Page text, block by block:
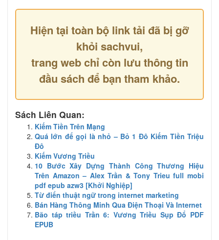
Hiện tại toàn bộ link tải đã bị gỡ
khỏi sachvui,
trang web chỉ còn lưu thông tin
đầu sách để bạn tham khảo.
Sách Liên Quan:
Kiếm Tiền Trên Mạng
Quá lớn để gọi là nhỏ – Bỏ 1 Đô Kiếm Tiền Triệu
Đô
Kiếm Vương Triều
10 Bước Xây Dựng Thành Công Thương Hiệu
Trên Amazon – Alex Trần & Tony Trieu full mobi
pdf epub azw3 [Khởi Nghiệp]
Từ điển thuật ngữ trong internet marketing
Bán Hàng Thông Minh Qua Điện Thoại Và Internet
Bão táp triều Trần 6: Vương Triều Sụp Đổ PDF
EPUB